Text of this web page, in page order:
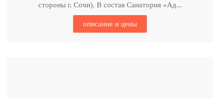
стороны г. Сочи). В состав Санатория «Ад...
описание и цены